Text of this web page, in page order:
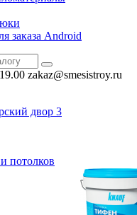
заказа Android
zakaz@smesistroy.ru
двор 3
потолков